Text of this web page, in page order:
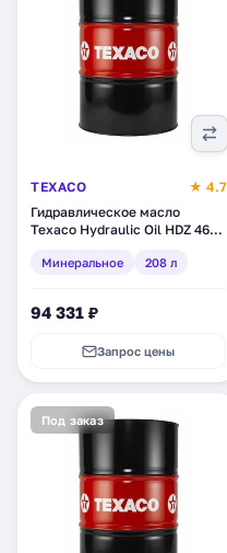
TEXACO
★ 4.7
Гидравлическое масло
Texaco Hydraulic Oil HDZ 46,
(802897DEE)
Минеральное 208 л
94 331 ₽
Запрос цены
Под заказ